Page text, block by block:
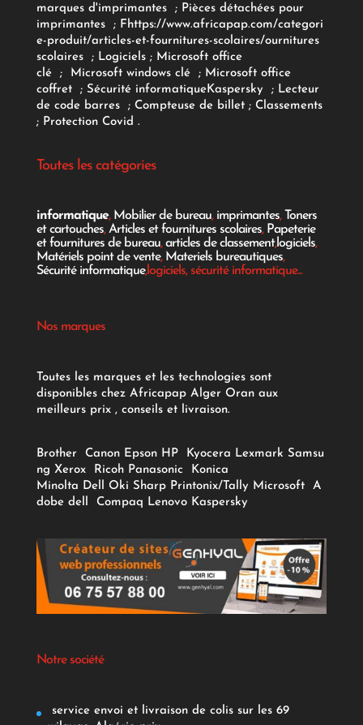
marques d'imprimantes
; Pièces détachées pour
imprimantes
; Fhttps://www.africapap.com/categori
e-produit/articles-et-fournitures-scolaires/ournitures
scolaires; Logiciels ; Microsoft office
clé
; Microsoft windows clé; Microsoft office
coffret ; Sécurité informatiqueKaspersky ; Lecteur
de code barres
; Compteuse de billet; Classements
; Protection Covid .
Toutes les catégories
informatique, Mobilier de bureau, imprimantes, Toners
et cartouches,Articles et fournitures scolaires, Papeterie
et fournitures de bureau,articles de classement,logiciels,
Matériels point de vente, Materiels bureautiques,
Sécurité informatique,logiciels, sécurité informatique...
Nos marques
Toutes les marques et les technologies sont
disponibles chez Africapap Alger Oran aux
meilleurs prix , conseils et livraison.
Brother Canon Epson HP Kyocera Lexmark Samsu
ng Xerox Ricoh Panasonic
Konica
Minolta Dell Oki Sharp Printonix/Tally Microsoft
A
dobe dell Compaq Lenovo Kaspersky
Notre société
service envoi et livraison de colis sur les 69